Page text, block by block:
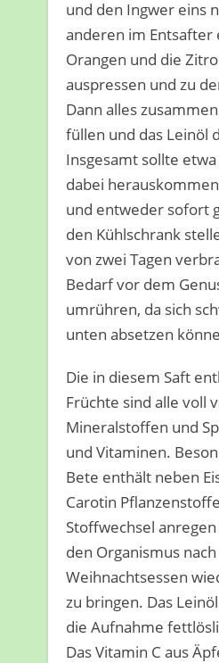
und den Ingwer eins
anderen im Entsafter
Orangen und die
auspressen und zu
Dann alles
füllen und das Leinöl
Insgesamt sollte
dabei
und entweder sofort
den Kühlschrank
von zwei Tagen
Bedarf vor dem
umrühren, da sich
unten absetzen
Die in diesem Saft
Früchte sind alle voll
Mineralstoffen und
und Vitaminen.
Bete enthält neben
Carotin
Stoffwechsel
den Organismus
Weihnachtsessen
zu bringen. Das
die Aufnahme
Das Vitamin C aus